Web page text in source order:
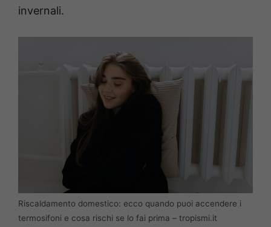
invernali.
Riscaldamento domestico: ecco quando puoi accendere i
termosifoni e cosa rischi se lo fai prima – tropismi.it